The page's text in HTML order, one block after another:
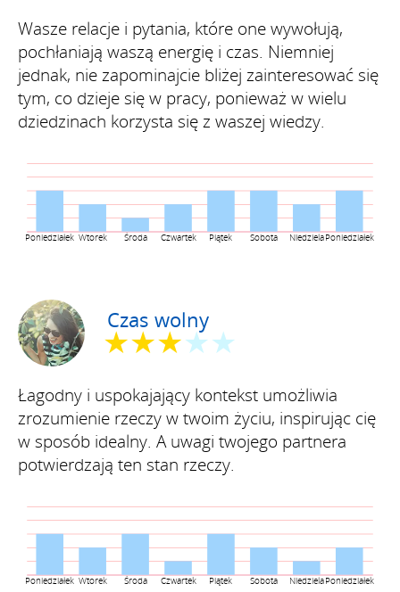
Poniedziałek Wtorek Środa Czwartek Piątek Sobota NiedzielaPoniedziałek
Wasze relacje i pytania, które one wywołują,
pochłaniają waszą energię i czas. Niemniej
jednak, nie zapominajcie bliżej zainteresować się
tym, co dzieje się w pracy, ponieważ w wielu
dziedzinach korzysta się z waszej wiedzy.
Czas wolny
★★★★★
Poniedziałek Wtorek Środa Czwartek Piątek Sobota NiedzielaPoniedziałek
Łagodny i uspokajający kontekst umożliwia
zrozumienie rzeczy w twoim życiu, inspirując cię
w sposób idealny. A uwagi twojego partnera
potwierdzają ten stan rzeczy.